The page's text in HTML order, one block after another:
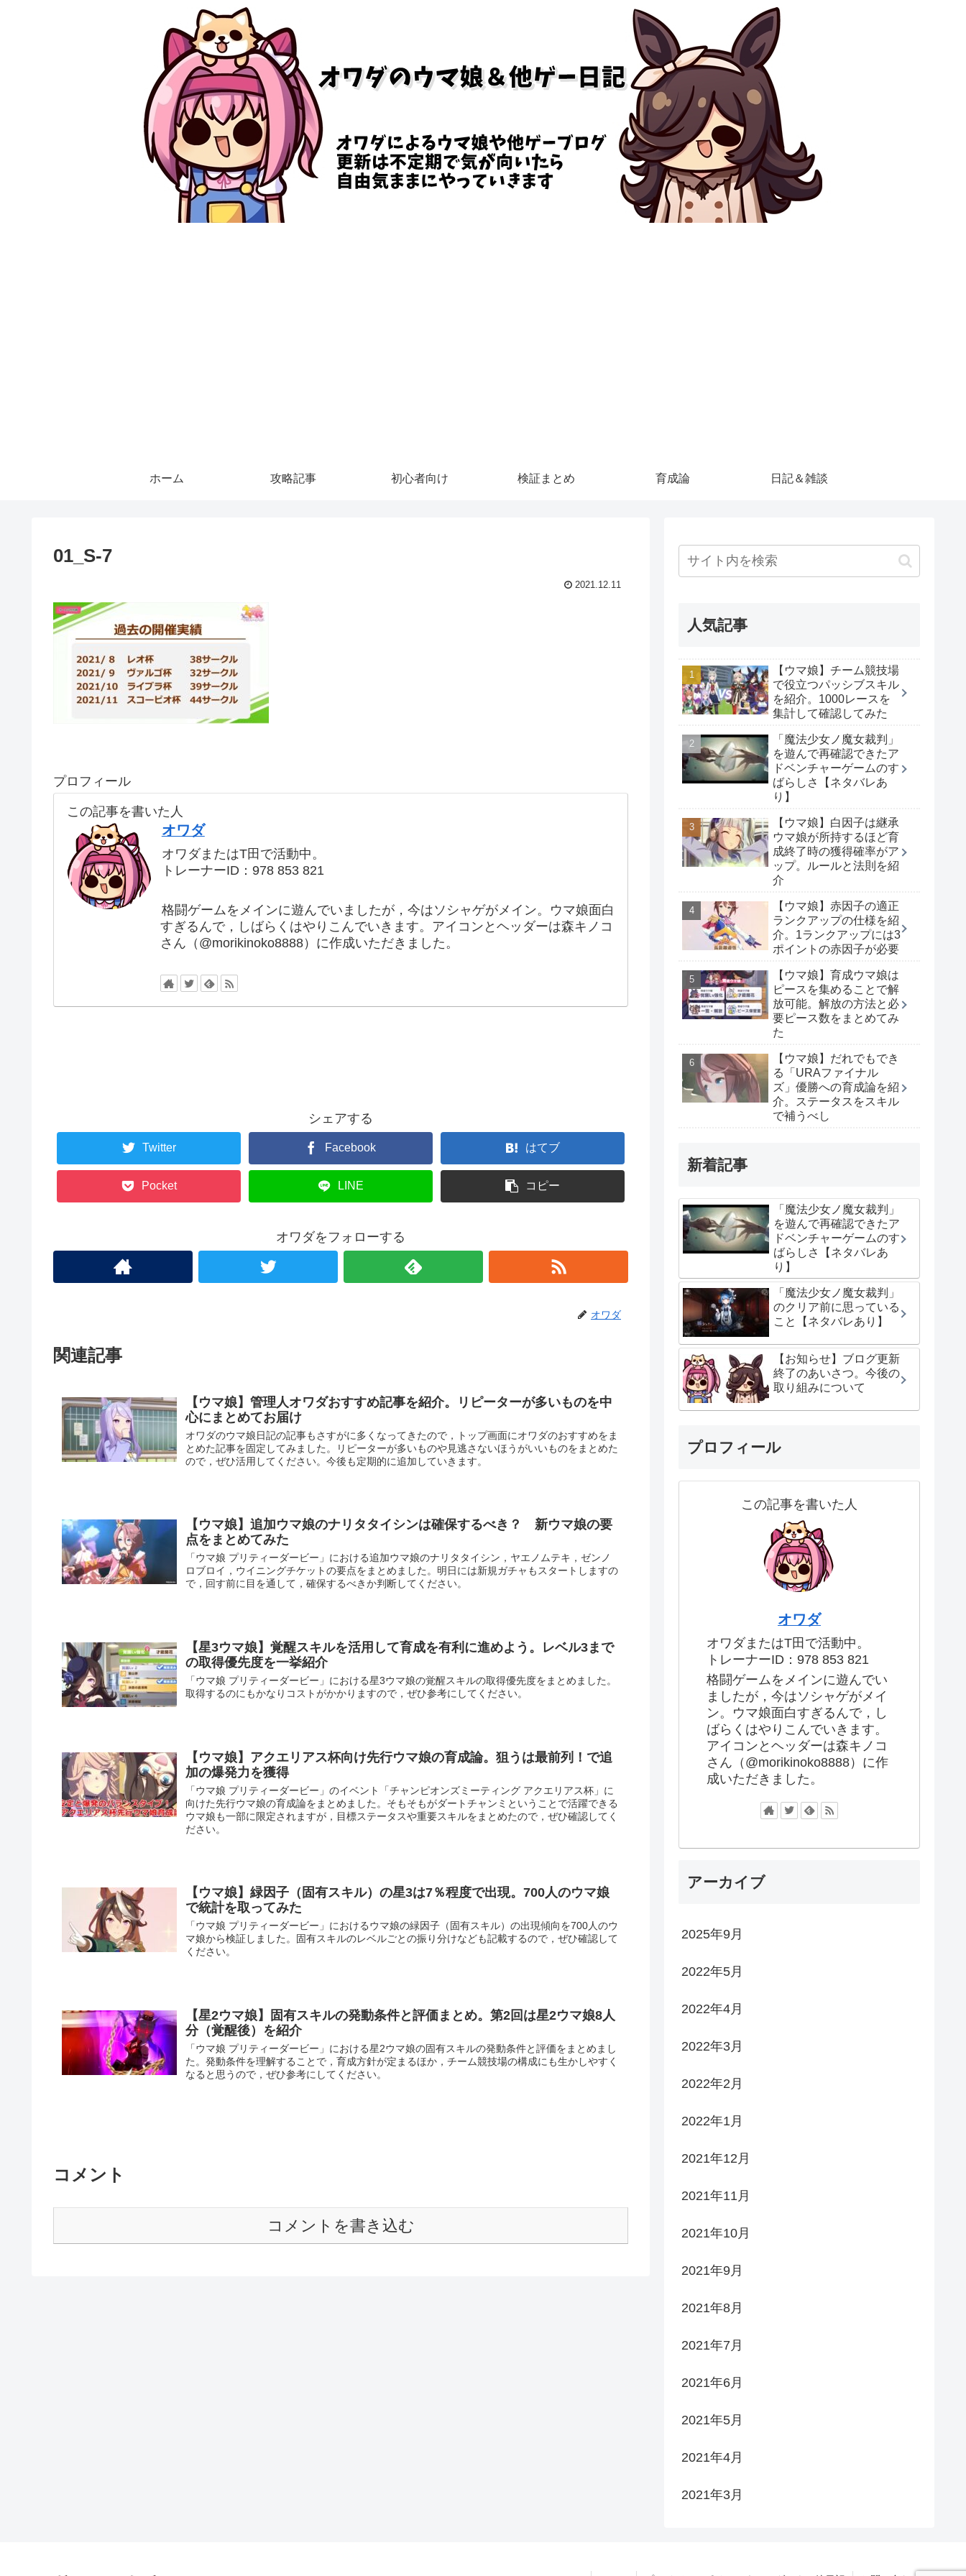
ホーム 攻略記事 初心者向け 検証まとめ 育成論 日記＆雑談
01_S-7
2021.12.11
プロフィール
この記事を書いた人
オワダ
オワダまたはT田で活動中。
トレーナーID：978 853 821
格闘ゲームをメインに遊んでいましたが，今はソシャゲがメイン。ウマ娘面白
すぎるんで，しばらくはやりこんでいきます。アイコンとヘッダーは森キノコ
さん（@morikinoko8888）に作成いただきました。
シェアする
Twitter Facebook はてブ
Pocket LINE コピー
オワダをフォローする
オワダ
関連記事
【ウマ娘】管理人オワダおすすめ記事を紹介。リピーターが多いものを中
心にまとめてお届け
オワダのウマ娘日記の記事もさすがに多くなってきたので，トップ画面にオワダのおすすめをま
とめた記事を固定してみました。リピーターが多いものや見逃さないほうがいいものをまとめた
ので，ぜひ活用してください。今後も定期的に追加していきます。
【ウマ娘】追加ウマ娘のナリタタイシンは確保するべき？ 新ウマ娘の要
点をまとめてみた
「ウマ娘 プリティーダービー」における追加ウマ娘のナリタタイシン，ヤエノムテキ，ゼンノ
ロブロイ，ウイニングチケットの要点をまとめました。明日には新規ガチャもスタートしますの
で，回す前に目を通して，確保するべきか判断してください。
【星3ウマ娘】覚醒スキルを活用して育成を有利に進めよう。レベル3まで
の取得優先度を一挙紹介
「ウマ娘 プリティーダービー」における星3ウマ娘の覚醒スキルの取得優先度をまとめました。
取得するのにもかなりコストがかかりますので，ぜひ参考にしてください。
【ウマ娘】アクエリアス杯向け先行ウマ娘の育成論。狙うは最前列！で追
加の爆発力を獲得
「ウマ娘 プリティーダービー」のイベント「チャンピオンズミーティング アクエリアス杯」に
向けた先行ウマ娘の育成論をまとめました。そもそもがダートチャンミということで活躍できる
ウマ娘も一部に限定されますが，目標ステータスや重要スキルをまとめたので，ぜひ確認してく
ださい。
【ウマ娘】緑因子（固有スキル）の星3は7％程度で出現。700人のウマ娘
で統計を取ってみた
「ウマ娘 プリティーダービー」におけるウマ娘の緑因子（固有スキル）の出現傾向を700人のウ
マ娘から検証しました。固有スキルのレベルごとの振り分けなども記載するので，ぜひ確認して
ください。
【星2ウマ娘】固有スキルの発動条件と評価まとめ。第2回は星2ウマ娘8人
分（覚醒後）を紹介
「ウマ娘 プリティーダービー」における星2ウマ娘の固有スキルの発動条件と評価をまとめまし
た。発動条件を理解することで，育成方針が定まるほか，チーム競技場の構成にも生かしやすく
なると思うので，ぜひ参考にしてください。
コメント
コメントを書き込む
人気記事
【ウマ娘】チーム競技場
で役立つパッシブスキル
を紹介。1000レースを
集計して確認してみた
「魔法少女ノ魔女裁判」
を遊んで再確認できたア
ドベンチャーゲームのす
ばらしさ【ネタバレあ
り】
【ウマ娘】白因子は継承
ウマ娘が所持するほど育
成終了時の獲得確率がア
ップ。ルールと法則を紹
介
【ウマ娘】赤因子の適正
ランクアップの仕様を紹
介。1ランクアップには3
ポイントの赤因子が必要
【ウマ娘】育成ウマ娘は
ピースを集めることで解
放可能。解放の方法と必
要ピース数をまとめてみ
た
【ウマ娘】だれでもでき
る「URAファイナル
ズ」優勝への育成論を紹
介。ステータスをスキル
で補うべし
新着記事
「魔法少女ノ魔女裁判」
を遊んで再確認できたア
ドベンチャーゲームのす
ばらしさ【ネタバレあ
り】
「魔法少女ノ魔女裁判」
のクリア前に思っている
こと【ネタバレあり】
【お知らせ】ブログ更新
終了のあいさつ。今後の
取り組みについて
プロフィール
この記事を書いた人
オワダ
オワダまたはT田で活動中。
トレーナーID：978 853 821
格闘ゲームをメインに遊んでい
ましたが，今はソシャゲがメイ
ン。ウマ娘面白すぎるんで，し
ばらくはやりこんでいきます。
アイコンとヘッダーは森キノコ
さん（@morikinoko8888）に作
成いただきました。
アーカイブ
2025年9月
2022年5月
2022年4月
2022年3月
2022年2月
2022年1月
2021年12月
2021年11月
2021年10月
2021年9月
2021年8月
2021年7月
2021年6月
2021年5月
2021年4月
2021年3月